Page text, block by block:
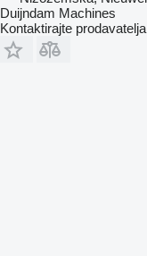
Duijndam Machines
Kontaktirajte prodavatelja